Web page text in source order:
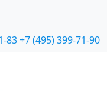
83+7 (495) 399-71-90